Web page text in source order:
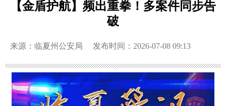
【金盾护航】频出重拳！多案件同步告
破
来源：临夏州公安局 发布时间：2026-07-08 09:13